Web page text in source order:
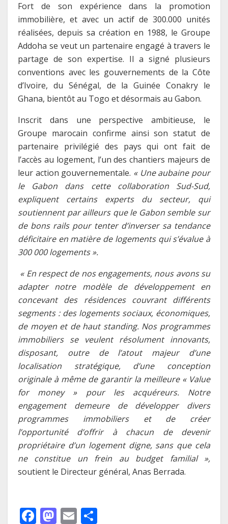
Fort de son expérience dans la promotion
immobilière, et avec un actif de 300.000 unités
réalisées, depuis sa création en 1988, le Groupe
Addoha se veut un partenaire engagé à travers le
partage de son expertise. Il a signé plusieurs
conventions avec les gouvernements de la Côte
d’Ivoire, du Sénégal, de la Guinée Conakry le
Ghana, bientôt au Togo et désormais au Gabon.
Inscrit dans une perspective ambitieuse, le
Groupe marocain confirme ainsi son statut de
partenaire privilégié des pays qui ont fait de
l’accès au logement, l’un des chantiers majeurs de
leur action gouvernementale. « Une aubaine pour
le Gabon dans cette collaboration Sud-Sud,
expliquent certains experts du secteur, qui
soutiennent par ailleurs que le Gabon semble sur
de bons rails pour tenter d’inverser sa tendance
déficitaire en matière de logements qui s’évalue à
300 000 logements ».
« En respect de nos engagements, nous avons su
adapter notre modèle de développement en
concevant des résidences couvrant différents
segments : des logements sociaux, économiques,
de moyen et de haut standing. Nos programmes
immobiliers se veulent résolument innovants,
disposant, outre de l’atout majeur d’une
localisation stratégique, d’une conception
originale à même de garantir la meilleure « Value
for money » pour les acquéreurs. Notre
engagement demeure de développer divers
programmes immobiliers et de créer
l’opportunité d’offrir à chacun de devenir
propriétaire d’un logement digne, sans que cela
ne constitue un frein au budget familial »,
soutient le Directeur général, Anas Berrada.
F M E